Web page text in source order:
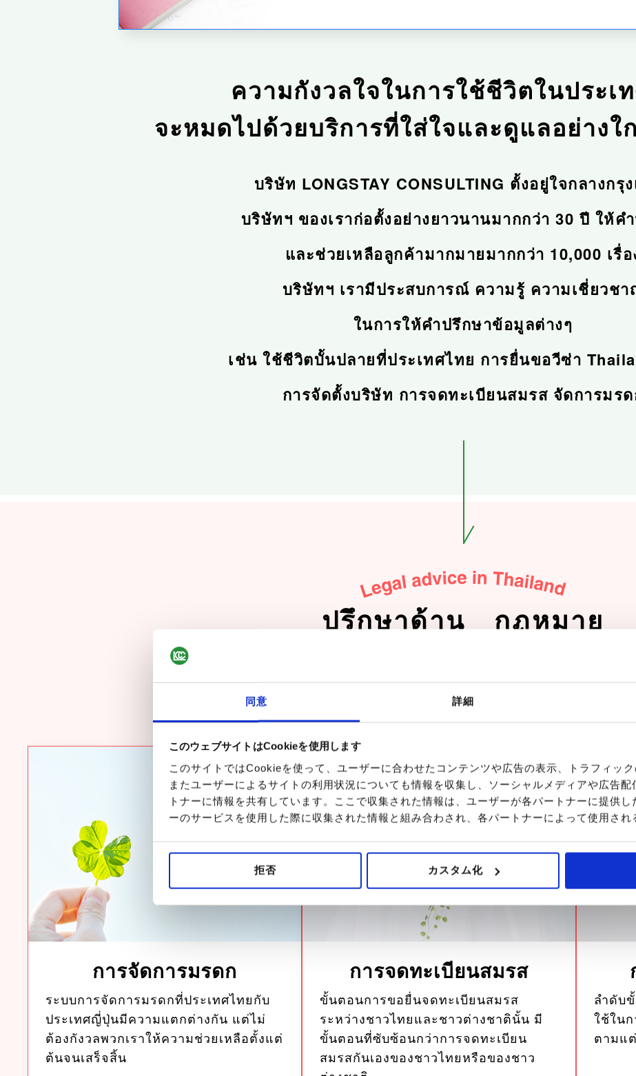
同意 詳細
このウェブサイトはCookieを使用します
このサイトではCookieを使って、ユーザーに合わせたコンテンツや広告の表示、トラフィック
またユーザーによるサイトの利用状況についても情報を収集し、ソーシャルメディアや広告配
トナーに情報を共有しています。ここで収集された情報は、ユーザーが各パートナーに提供
ーのサービスを使用した際に収集された情報と組み合わされ、各パートナーによって使用され
拒否 カスタム化
ความกังวลใจในการใช้ชีวิตในประเ
จะหมดไปด้วยบริการที่ใส่ใจและดูแลอย่างใ
บริษัท LONGSTAY CONSULTING ตั้งอยู่ใจกลางกรุ
บริษัทฯ ของเราก่อตั้งอย่างยาวนานมากกว่า 30 ปี ให้ค
และช่วยเหลือลูกค้ามากมายมากกว่า 10,000 เรื่อ
บริษัทฯ เรามีประสบการณ์ ความรู้ ความเชี่ยวช
ในการให้คำปรึกษาข้อมูลต่างๆ
เช่น ใช้ชีวิตบั้นปลายที่ประเทศไทย การยื่นขอวีซ่า
การจัดตั้งบริษัท การจดทะเบียนสมรส จัดการมร
ปรึกษาด้าน กฏหมาย
เนื่องจากขั้นตอนด้านกฏหมายของประเทศไทยและประเทศญี่ปุ่น
จึงทำให้ท่านเกิดความสับสนได้ง่าย ดังนั้นกรุณาปรึกษาบริษัท
การจัดการมรดก
ระบบการจัดการมรดกที่ประเทศไทยกับ
ประเทศญี่ปุ่นมีความแตกต่างกัน แต่ไม่
ต้องกังวลพวกเราให้ความช่วยเหลือตั้งแต่
ต้นจนเสร็จสิ้น
การจดทะเบียนสมรส
ขั้นตอนการขอยื่นจดทะเบียนสมรส
ระหว่างชาวไทยและชาวต่างชาตินั้น มี
ขั้นตอนที่ซับซ้อนกว่าการจดทะเบียน
สมรสกันเองของชาวไทยหรือของชาว
ลำดับ
ใช้ใน
ตามแ